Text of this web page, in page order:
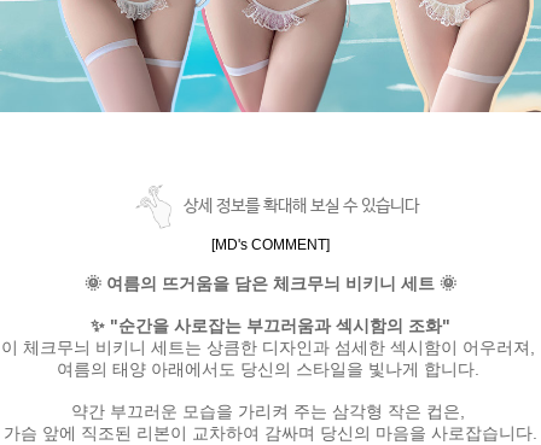
상세 정보를 확대해 보실 수 있습니다
[MD's COMMENT]
🌞 여름의 뜨거움을 담은 체크무늬 비키니 세트 🌞
✨ "순간을 사로잡는 부끄러움과 섹시함의 조화"
이 체크무늬 비키니 세트는 상큼한 디자인과 섬세한 섹시함이 어우러져,
여름의 태양 아래에서도 당신의 스타일을 빛나게 합니다.
약간 부끄러운 모습을 가리켜 주는 삼각형 작은 컵은,
가슴 앞에 직조된 리본이 교차하여 감싸며 당신의 마음을 사로잡습니다.